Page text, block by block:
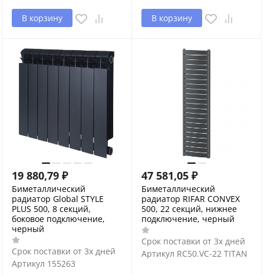
В корзину В корзину
19 880,79 ₽
Биметаллический
радиатор Global STYLE
PLUS 500, 8 секций,
боковое подключение,
черный
Срок поставки от 3х дней
Артикул 155263
47 581,05 ₽
Биметаллический
радиатор RIFAR CONVEX
500, 22 секций, нижнее
подключение, черный
Срок поставки от 3х дней
Артикул RC50.VC-22 TITAN